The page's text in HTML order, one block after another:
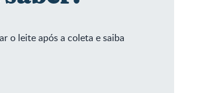
o leite após a coleta e saiba